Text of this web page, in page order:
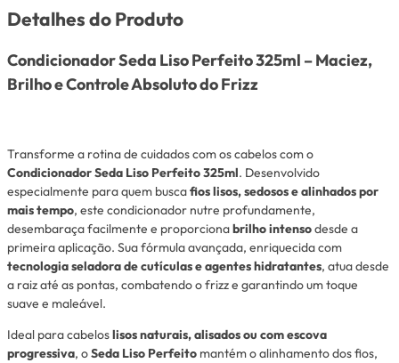
Detalhes do Produto
Condicionador Seda Liso Perfeito 325ml – Maciez,
Brilho e Controle Absoluto do Frizz
Transforme a rotina de cuidados com os cabelos com o
Condicionador Seda Liso Perfeito 325ml. Desenvolvido
especialmente para quem buscafios lisos, sedosos e alinhados por
mais tempo, este condicionador nutre profundamente,
desembaraça facilmente e proporcionabrilho intensodesde a
primeira aplicação. Sua fórmula avançada, enriquecida com
tecnologia seladora de cutículas e agentes hidratantes, atua desde
a raiz até as pontas, combatendo o frizz e garantindo um toque
suave e maleável.
Ideal para cabeloslisos naturais, alisados ou com escova
progressiva, oSeda Liso Perfeito mantém o alinhamento dos fios,